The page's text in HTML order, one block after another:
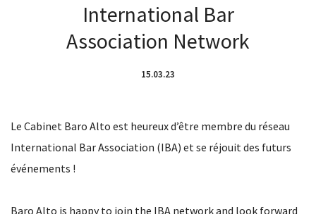
International Bar
Association Network
15.03.23
Le Cabinet Baro Alto est heureux d’être membre du réseau
International Bar Association (IBA) et se réjouit des futurs
événements !
Baro Alto is happy to join the IBA network and look forward